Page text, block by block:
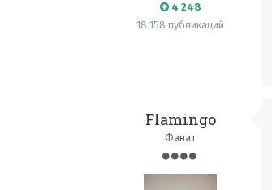
4 248
18 158 публикаций
Flamingo
Фанат